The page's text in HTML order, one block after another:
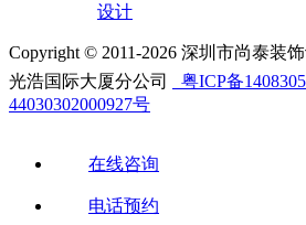
设计
Copyright © 2011-2026 深圳市尚泰装
光浩国际大厦分公司
粤ICP备
44030302000927号
在线咨询
电话预约